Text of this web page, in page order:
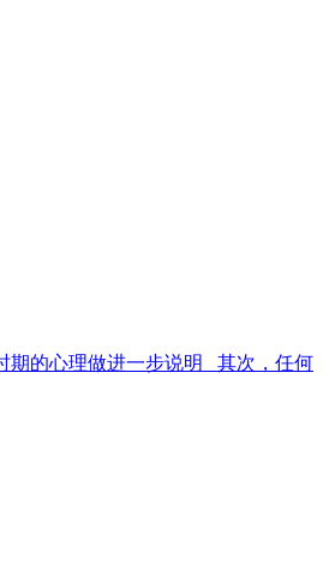
期的心理做进一步说明 其次，任何